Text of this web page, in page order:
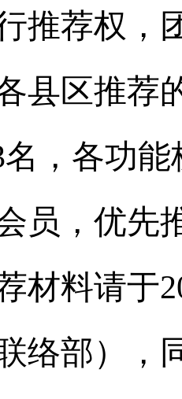
推荐权，
县区推荐
，各功
员，优先
材料请于
络部），